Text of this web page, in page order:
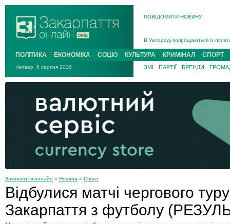
ПОВІДОМИТИ НОВИНУ
В Ужгороді попрощаються із
В Ужгороді 5 серпня
Підтвердили загибель
На війні з рф поліг військовий з
На Хустщині внаслідок ДТП за
Інструктора районного ТЦК на
ПОЛІТИКА ЕКОНОМІКА СОЦІО КУЛЬТУРА КРИМІНАЛ СПОРТ
Четвер, 6 серпня 2026 ЗМІ ПАРТІЇ БРЕНДИ
Закарпаття онлайн » Новини » Спорт
Відбулися матчі чергового
Закарпаття з футболу